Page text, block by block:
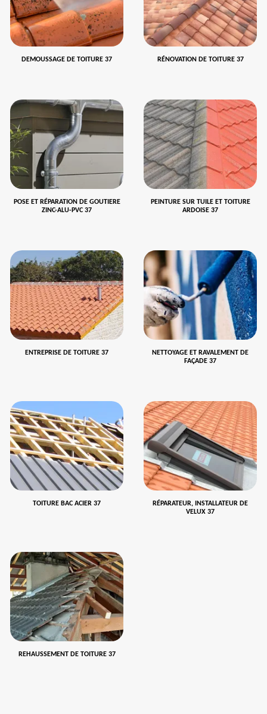
DEMOUSSAGE DE TOITURE 37 RÉNOVATION DE TOITURE 37
POSE ET RÉPARATION DE GOUTIERE
ZINC-ALU-PVC 37
PEINTURE SUR TUILE ET TOITURE
ARDOISE 37
ENTREPRISE DE TOITURE 37
NETTOYAGE ET RAVALEMENT DE
FAÇADE 37
TOITURE BAC ACIER 37
RÉPARATEUR, INSTALLATEUR DE
VELUX 37
REHAUSSEMENT DE TOITURE 37